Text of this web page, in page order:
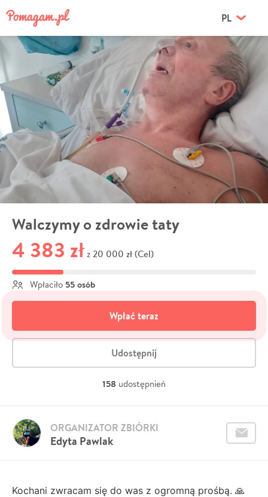
PL
Walczymy o zdrowie taty
4 383 zł z 20 000 zł (Cel)
Wpłaciło 55 osób
Wpłać teraz
Udostępnij
158 udostępnień
Edyta Pawlak
ORGANIZATOR ZBIÓRKI
Kochani zwracam się do was z ogromną prośbą. 🙏